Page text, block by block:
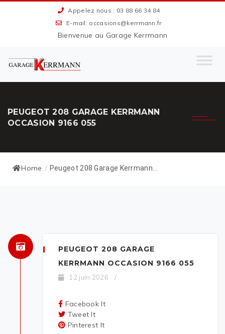
Appelez nous : 03 88 66 34 84
E-mail: occasions@kerrmann.fr
Bienvenue au Garage Kerrmann
PEUGEOT 208 GARAGE KERRMANN
OCCASION 9166 055
Home / Peugeot 208 Garage Kerrmann...
PEUGEOT 208 GARAGE
KERRMANN OCCASION 9166 055
12 juin 2026 /
Facebook It
Tweet It
Pinterest It